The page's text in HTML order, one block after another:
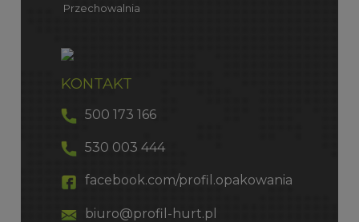
Przechowalnia
KONTAKT
500 173 166
530 003 444
facebook.com/profil.opakowania
biuro@profil-hurt.pl